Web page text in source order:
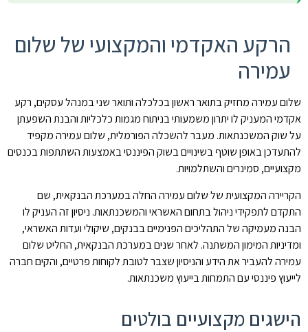
הרקע האקדמי והמקצועי של שלום
עמירה
שלום עמירה מחזיק בתואר ראשון בכלכלה ותואר שני במנהל עסקים, רקע
אקדמי המעניק לו יתרון משמעותי בניתוח מגמות כלכליות והבנת השפעתן
על שוק המשכנתאות. מעבר להשכלה הפורמלית, שלום עמירה מקפיד
להתעדכן באופן שוטף בשינויים בשוק הפיננסי באמצעות השתתפות בכנסים
מקצועיים, סמינרים והשתלמויות.
הקריירה המקצועית של שלום עמירה החלה במערכת הבנקאית, שם
התקדם לתפקידי ניהול בתחום האשראי והמשכנתאות. ניסיון זה העניק לו
הבנה מעמיקה של התהליכים הפנימיים בבנקים, שיקולי ועדות האשראי,
ומדיניות המימון המשתנה. לאחר שנים במערכת הבנקאית, החליט שלום
עמירה להעביר את הידע והניסיון שצבר לטובת לקוחות פרטיים, והקים חברה
לייעוץ פיננסי עם התמחות בייעוץ משכנתאות.
הישגים מקצועיים בולטים